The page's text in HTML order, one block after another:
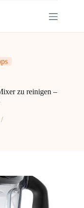
zu reinigen –